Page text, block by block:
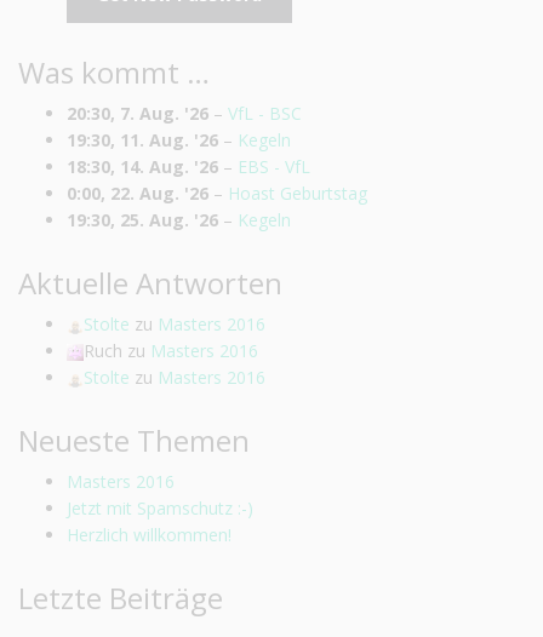
Was kommt …
20:30, 7. Aug. '26 – VfL - BSC
19:30, 11. Aug. '26 – Kegeln
18:30, 14. Aug. '26 – EBS - VfL
0:00, 22. Aug. '26 – Hoast Geburtstag
19:30, 25. Aug. '26 – Kegeln
Aktuelle Antworten
Stolte zu Masters 2016
Ruch zu Masters 2016
Stolte zu Masters 2016
Neueste Themen
Masters 2016
Jetzt mit Spamschutz :-)
Herzlich willkommen!
Letzte Beiträge